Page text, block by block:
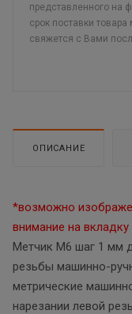
представленного на
срок поставки
свяжется с Вами
ОПИСАНИЕ
*возможно
внимание на вкладку
Метчик М6 шаг 1 мм
резьбы машинно-
метрические
нарезании левой